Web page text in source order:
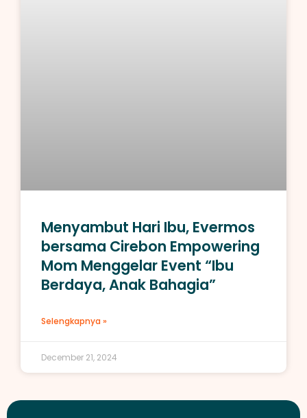
Menyambut Hari Ibu, Evermos
bersama Cirebon Empowering
Mom Menggelar Event “Ibu
Berdaya, Anak Bahagia”
Selengkapnya »
December 21, 2024